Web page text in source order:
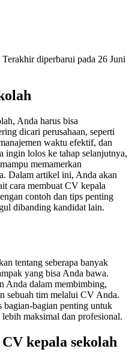
Terakhir diperbarui pada 26 Juni
Anda harus bisa
dicari perusahaan, seperti
waktu efektif, dan
ingin lolos ke tahap selanjutnya,
memamerkan
Dalam artikel ini, Anda akan
cara membuat CV kepala
contoh dan tips penting
dibanding kandidat lain.
tentang seberapa banyak
yang bisa Anda bawa.
Anda dalam membimbing,
sebuah tim melalui CV Anda.
bagian-bagian penting untuk
maksimal dan profesional.
kepala sekolah